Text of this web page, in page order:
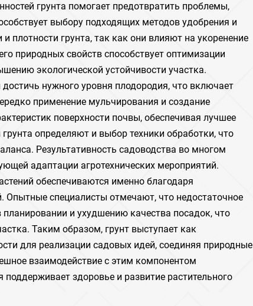
грунта помогает предотвратить проблемы,
выбору подходящих методов удобрения и
плотности грунта, так как они влияют на укоренение
природных свойств способствует оптимизации
экологической устойчивости участка.
нужного уровня плодородия, что включает
применение мульчирования и создание
поверхности почвы, обеспечивая лучшее
определяют и выбор техники обработки, что
Результативность садоводства во многом
адаптации агротехнических мероприятий.
обеспечиваются именно благодаря
Опытные специалисты отмечают, что недостаточное
и ухудшению качества посадок, что
Таким образом, грунт выступает как
для реализации садовых идей, соединяя природные
взаимодействие с этим компонентом
здоровье и развитие растительного